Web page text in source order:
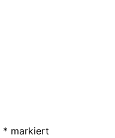
* markiert